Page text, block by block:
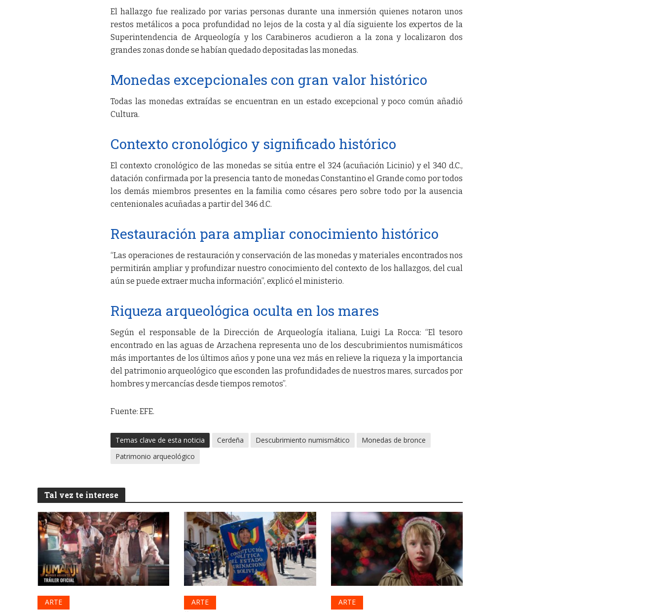
El hallazgo fue realizado por varias personas durante una inmersión quienes notaron unos
restos metálicos a poca profundidad no lejos de la costa y al día siguiente los expertos de la
Superintendencia de Arqueología y los Carabineros acudieron a la zona y localizaron dos
grandes zonas donde se habían quedado depositadas las monedas.
Monedas excepcionales con gran valor histórico
Todas las monedas extraídas se encuentran en un estado excepcional y poco común añadió
Cultura.
Contexto cronológico y significado histórico
El contexto cronológico de las monedas se sitúa entre el 324 (acuñación Licinio) y el 340 d.C.,
datación confirmada por la presencia tanto de monedas Constantino el Grande como por todos
los demás miembros presentes en la familia como césares pero sobre todo por la ausencia
centenionales acuñadas a partir del 346 d.C.
Restauración para ampliar conocimiento histórico
“Las operaciones de restauración y conservación de las monedas y materiales encontrados nos
permitirán ampliar y profundizar nuestro conocimiento del contexto de los hallazgos, del cual
aún se puede extraer mucha información”, explicó el ministerio.
Riqueza arqueológica oculta en los mares
Según el responsable de la Dirección de Arqueología italiana, Luigi La Rocca: “El tesoro
encontrado en las aguas de Arzachena representa uno de los descubrimientos numismáticos
más importantes de los últimos años y pone una vez más en relieve la riqueza y la importancia
del patrimonio arqueológico que esconden las profundidades de nuestros mares, surcados por
hombres y mercancías desde tiempos remotos”.
Fuente: EFE.
Temas clave de esta noticia Cerdeña Descubrimiento numismático
Monedas de bronce
Patrimonio arqueológico
Tal vez te interese
ARTE ARTE ARTE